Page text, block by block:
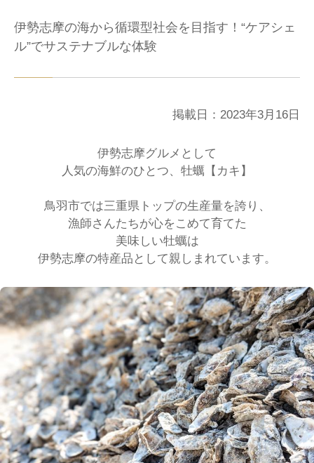
伊勢志摩の海から循環型社会を目指す！“ケアシェ
ル”でサステナブルな体験
掲載日：2023年3月16日
伊勢志摩グルメとして
人気の海鮮のひとつ、牡蠣【カキ】
鳥羽市では三重県トップの生産量を誇り、
漁師さんたちが心をこめて育てた
美味しい牡蠣は
伊勢志摩の特産品として親しまれています。